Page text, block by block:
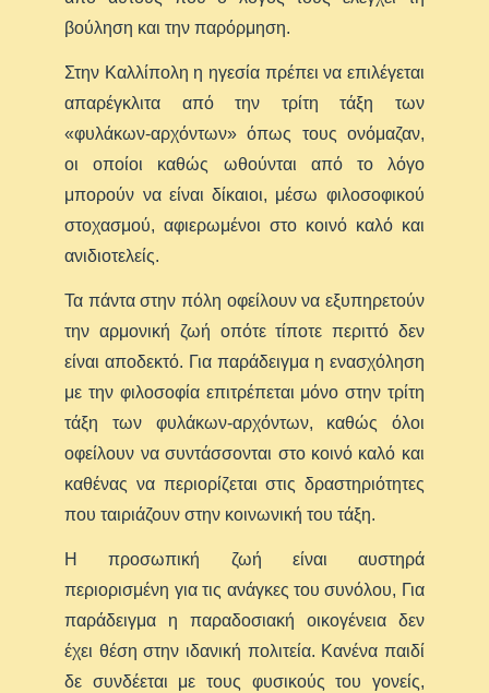
βούληση και την παρόρμηση.
Στην Καλλίπολη η ηγεσία πρέπει να επιλέγεται
απαρέγκλιτα από την τρίτη τάξη των
«φυλάκων-αρχόντων» όπως τους ονόμαζαν,
οι οποίοι καθώς ωθούνται από το λόγο
μπορούν να είναι δίκαιοι, μέσω φιλοσοφικού
στοχασμού, αφιερωμένοι στο κοινό καλό και
ανιδιοτελείς.
Τα πάντα στην πόλη οφείλουν να εξυπηρετούν
την αρμονική ζωή οπότε τίποτε περιττό δεν
είναι αποδεκτό. Για παράδειγμα η ενασχόληση
με την φιλοσοφία επιτρέπεται μόνο στην τρίτη
τάξη των φυλάκων-αρχόντων, καθώς όλοι
οφείλουν να συντάσσονται στο κοινό καλό και
καθένας να περιορίζεται στις δραστηριότητες
που ταιριάζουν στην κοινωνική του τάξη.
Η προσωπική ζωή είναι αυστηρά
περιορισμένη για τις ανάγκες του συνόλου, Για
παράδειγμα η παραδοσιακή οικογένεια δεν
έχει θέση στην ιδανική πολιτεία. Κανένα παιδί
δε συνδέεται με τους φυσικούς του γονείς,